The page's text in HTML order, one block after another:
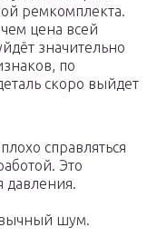
ремкомплекта.
цена всей
значительно
по
скоро выйдет
справляться
Это
давления.
шум.